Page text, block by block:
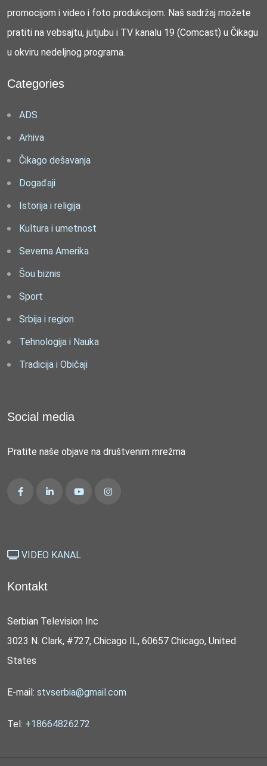
promocijom i video i foto produkcijom. Naš sadržaj možete
pratiti na vebsajtu, jutjubu i TV kanalu 19 (Comcast) u Čikagu
u okviru nedeljnog programa.
Categories
ADS
Arhiva
Čikago dešavanja
Događaji
Istorija i religija
Kultura i umetnost
Severna Amerika
Šou biznis
Sport
Srbija i region
Tehnologija i Nauka
Tradicija i Običaji
Social media
Pratite naše objave na društvenim mrežma
VIDEO KANAL
Kontakt
Serbian Television Inc
3023 N. Clark, #727, Chicago IL, 60657 Chicago, United
States
E-mail: stvserbia@gmail.com
Tel: +18664826272